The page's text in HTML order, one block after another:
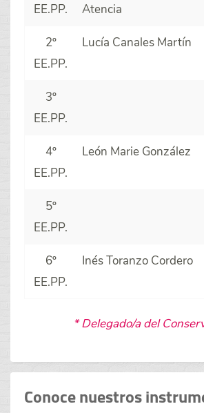
EE.PP.
Atencia
2º
EE.PP.
Lucía Canales Martín
3º
EE.PP.
4º
EE.PP.
León Marie González
5º
EE.PP.
6º
EE.PP.
Inés Toranzo Cordero
* Delegado/a del
Conoce nuestros